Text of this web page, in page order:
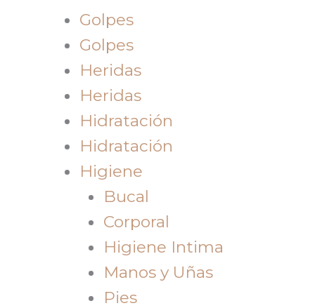
Golpes
Golpes
Heridas
Heridas
Hidratación
Hidratación
Higiene
Bucal
Corporal
Higiene Intima
Manos y Uñas
Pies